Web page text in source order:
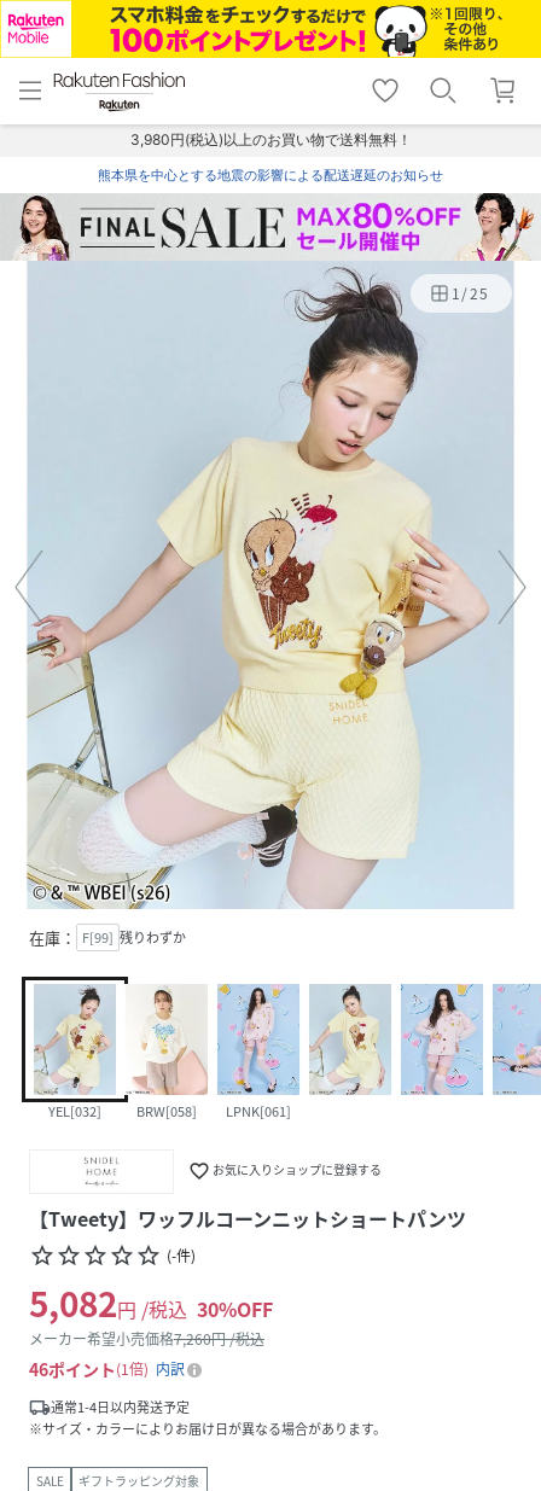
menu home
トップ
shopping_cart lock_outline
ログイン
3,980円(税込)以上のお買い物で送料無料！
熊本県を中心とする地震の影響による配送遅延のお知らせ
1/25
在庫： F[99] 残りわずか
YEL[032] BRW[058] LPNK[061]
favorite_border お気に入りショップに登録する
【Tweety】ワッフルコーンニットショートパンツ
star_borderstar_borderstar_borderstar_borderstar_border (-件)
5,082円 /税込 30%OFF
メーカー希望小売価格7,260円 /税込
46ポイント 1倍
内訳
local_shipping通常1-4日以内発送予定
※サイズ・カラーによりお届け日が異なる場合があります。
SALE ギフトラッピング対象